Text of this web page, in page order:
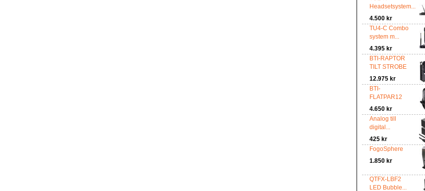
Headsetsystem...
4.500 kr
TU4-C Combo
system m...
4.395 kr
BTI-RAPTOR
TILT STROBE
12.975 kr
BTI-
FLATPAR12
4.650 kr
Analog till
digital...
425 kr
FogoSphere
1.850 kr
QTFX-LBF2
LED Bubble...